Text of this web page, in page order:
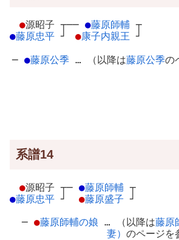
●源昭子 ┬
●藤原忠平 ┘
── ●藤原師輔 ┬
●康子内親王 ┘
─ ●藤原公季 … （以降は藤原公季の
系譜14
●源昭子 ┬
●藤原忠平 ┘
─ ●藤原師輔 ┬
●藤原盛子 ┘
─ ●藤原師輔の娘 … （以降は藤原
妻） のページを